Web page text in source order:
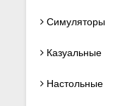
Симуляторы
Казуальные
Настольные